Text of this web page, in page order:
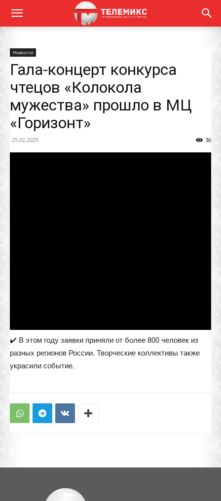
Новости
Гала-концерт конкурса
чтецов «Колокола
мужества» прошло в МЦ
«Горизонт»
25.02.2025 36
✔️ В этом году заявки приняли от более 800 человек из
разных регионов России. Творческие коллективы также
украсили событие.